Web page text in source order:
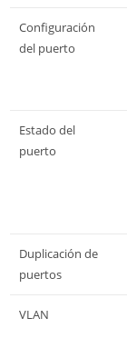
Configuración
del puerto
Estado del
puerto
Duplicación de
puertos
VLAN